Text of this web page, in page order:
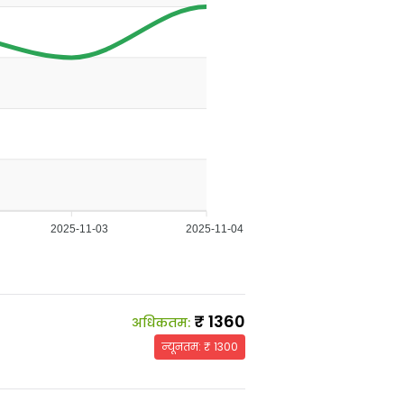
2025-11-03 2025-11-04
अधिकतम: ₹ 1360
न्यूनतम: ₹1300